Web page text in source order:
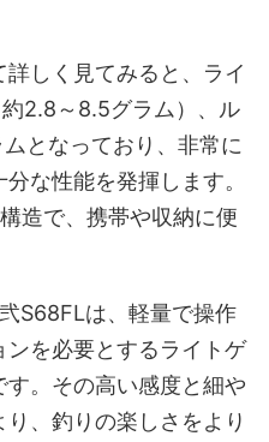
しく見てみると、ライ
2.8～8.5グラム）、ル
となっており、非常に
な性能を発揮します。
造で、携帯や収納に便
S68FLは、軽量で操作
を必要とするライトゲ
。その高い感度と細や
、釣りの楽しさをより